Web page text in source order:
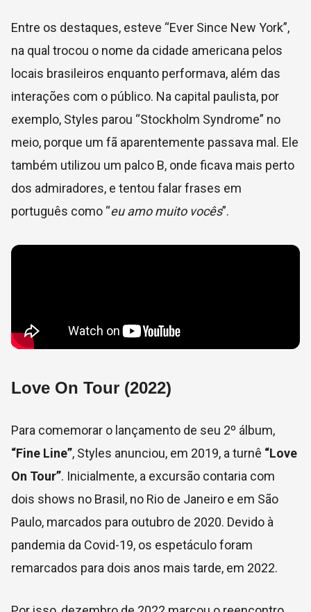
Entre os destaques, esteve “Ever Since New York”,
na qual trocou o nome da cidade americana pelos
locais brasileiros enquanto performava, além das
interações com o público. Na capital paulista, por
exemplo, Styles parou “Stockholm Syndrome” no
meio, porque um fã aparentemente passava mal. Ele
também utilizou um palco B, onde ficava mais perto
dos admiradores, e tentou falar frases em
português como “eu amo muito vocês”.
Love On Tour (2022)
Para comemorar o lançamento de seu 2º álbum,
“Fine Line”, Styles anunciou, em 2019, a turnê “Love
On Tour”. Inicialmente, a excursão contaria com
dois shows no Brasil, no Rio de Janeiro e em São
Paulo, marcados para outubro de 2020. Devido à
pandemia da Covid-19, os espetáculo foram
remarcados para dois anos mais tarde, em 2022.